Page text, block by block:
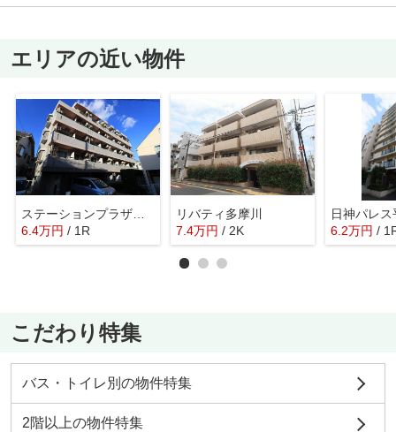
エリアの近い物件
ステーションプラザ多摩川
6.4万円 / 1R
リバティ多摩川
7.4万円 / 2K
日神パレス
6.2万円 /
こだわり特集
バス・トイレ別の物件特集
2階以上の物件特集